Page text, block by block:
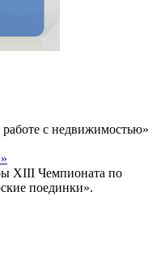
работе с недвижимостью»
XIII Чемпионата по
поединки».